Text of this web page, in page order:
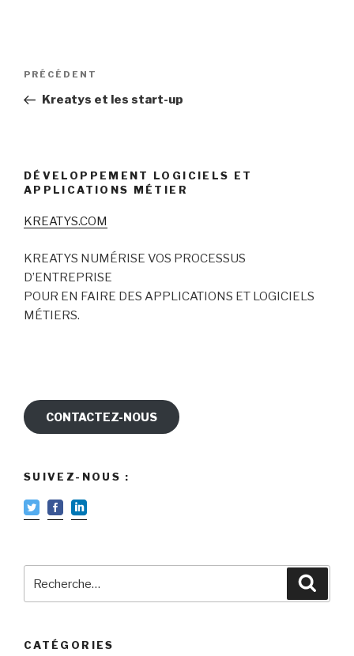
Navigation
l’article
Article
précédent
PRÉCÉDENT
Kreatys et les start-up
DÉVELOPPEMENT LOGICIELS ET
APPLICATIONS MÉTIER
KREATYS.COM
KREATYS NUMÉRISE VOS PROCESSUS
D’ENTREPRISE
POUR EN FAIRE DES APPLICATIONS ET LOGICIELS
MÉTIERS.
CONTACTEZ-NOUS
SUIVEZ-NOUS :
pour
CATÉGORIES